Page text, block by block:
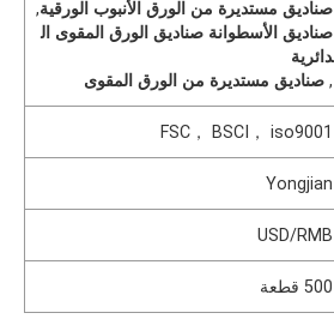
صناديق مستديرة من الورق الأنبوب الورقية,
صناديق الأسطوانة صناديق الورق المقوى ال
دائرية
,صناديق مستديرة من الورق المقوى
FSC， BSCI， iso9001
Yongjian
USD/RMB
500 قطعة